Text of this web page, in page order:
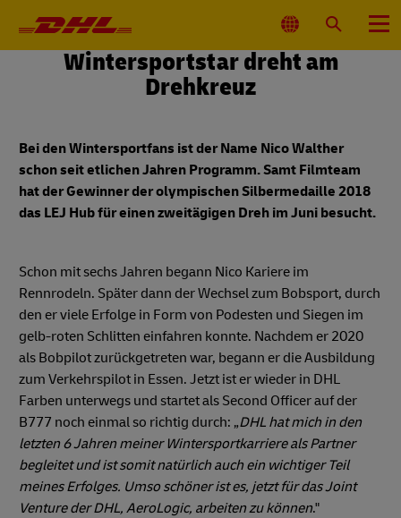
Standort
auswählen
SucheMenü
Wintersportstar dreht am
Drehkreuz
Bei den Wintersportfans ist der Name Nico Walther
schon seit etlichen Jahren Programm. Samt Filmteam
hat der Gewinner der olympischen Silbermedaille 2018
das LEJ Hub für einen zweitägigen Dreh im Juni besucht.
Schon mit sechs Jahren begann Nico Kariere im
Rennrodeln. Später dann der Wechsel zum Bobsport, durch
den er viele Erfolge in Form von Podesten und Siegen im
gelb-roten Schlitten einfahren konnte. Nachdem er 2020
als Bobpilot zurückgetreten war, begann er die Ausbildung
zum Verkehrspilot in Essen. Jetzt ist er wieder in DHL
Farben unterwegs und startet als Second Officer auf der
B777 noch einmal so richtig durch: „DHL hat mich in den
letzten 6 Jahren meiner Wintersportkarriere als Partner
begleitet und ist somit natürlich auch ein wichtiger Teil
meines Erfolges. Umso schöner ist es, jetzt für das Joint
Venture der DHL, AeroLogic, arbeiten zu können."